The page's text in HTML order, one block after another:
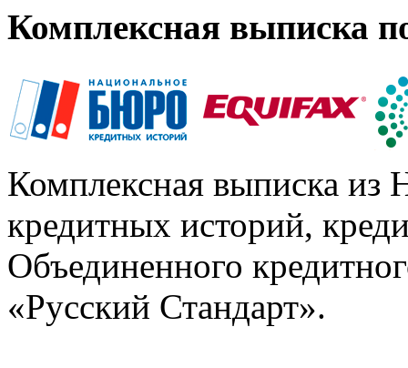
Комплексная выписка
Комплексная выписка из
кредитных историй,
Объединенного
«Русский Стандарт».